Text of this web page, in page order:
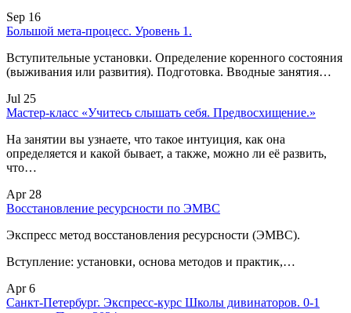
Sep 16
Большой мета-процесс. Уровень 1.
Вступительные установки. Определение коренного состояния
(выживания или развития). Подготовка. Вводные занятия…
Jul 25
Мастер-класс «Учитесь слышать себя. Предвосхищение.»
На занятии вы узнаете, что такое интуиция, как она
определяется и какой бывает, а также, можно ли её развить,
что…
Apr 28
Восстановление ресурсности по ЭМВС
Экспресс метод восстановления ресурсности (ЭМВС).
Вступление: установки, основа методов и практик,…
Apr 6
Санкт-Петербург. Экспресс-курс Школы дивинаторов. 0-1